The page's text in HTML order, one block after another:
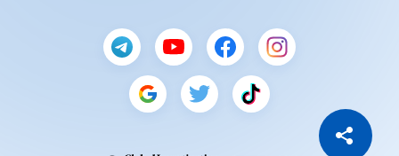
Copiază Link